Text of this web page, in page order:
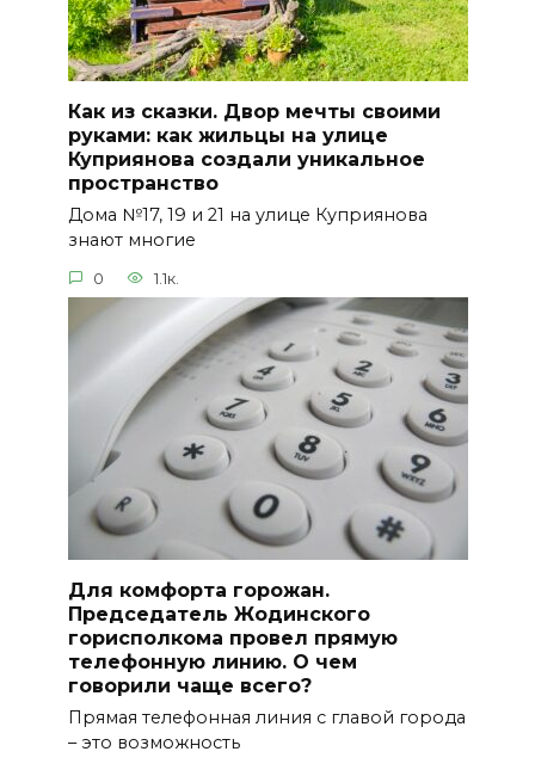
Как из сказки. Двор мечты своими
руками: как жильцы на улице
Куприянова создали уникальное
пространство
Дома №17, 19 и 21 на улице Куприянова
знают многие
0 1.1к.
Для комфорта горожан.
Председатель Жодинского
горисполкома провел прямую
телефонную линию. О чем
говорили чаще всего?
Прямая телефонная линия с главой города
– это возможность